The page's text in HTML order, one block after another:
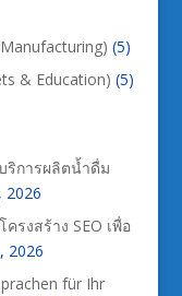
(5)
& Education) (5)
ริการผลิตน้ำดื่ม
2026
รงสร้าง SEO เพื่อ
2026
für Ihr